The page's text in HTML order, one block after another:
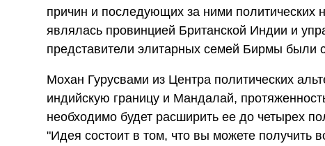
причин и последующих за ними
являлась провинцией Британской Индии и
представители элитарных семей Бирмы были
Мохан Гурусвами из Центра политических
индийскую границу и Мандалай,
необходимо будет расширить ее до четырех
"Идея состоит в том, что вы можете получить